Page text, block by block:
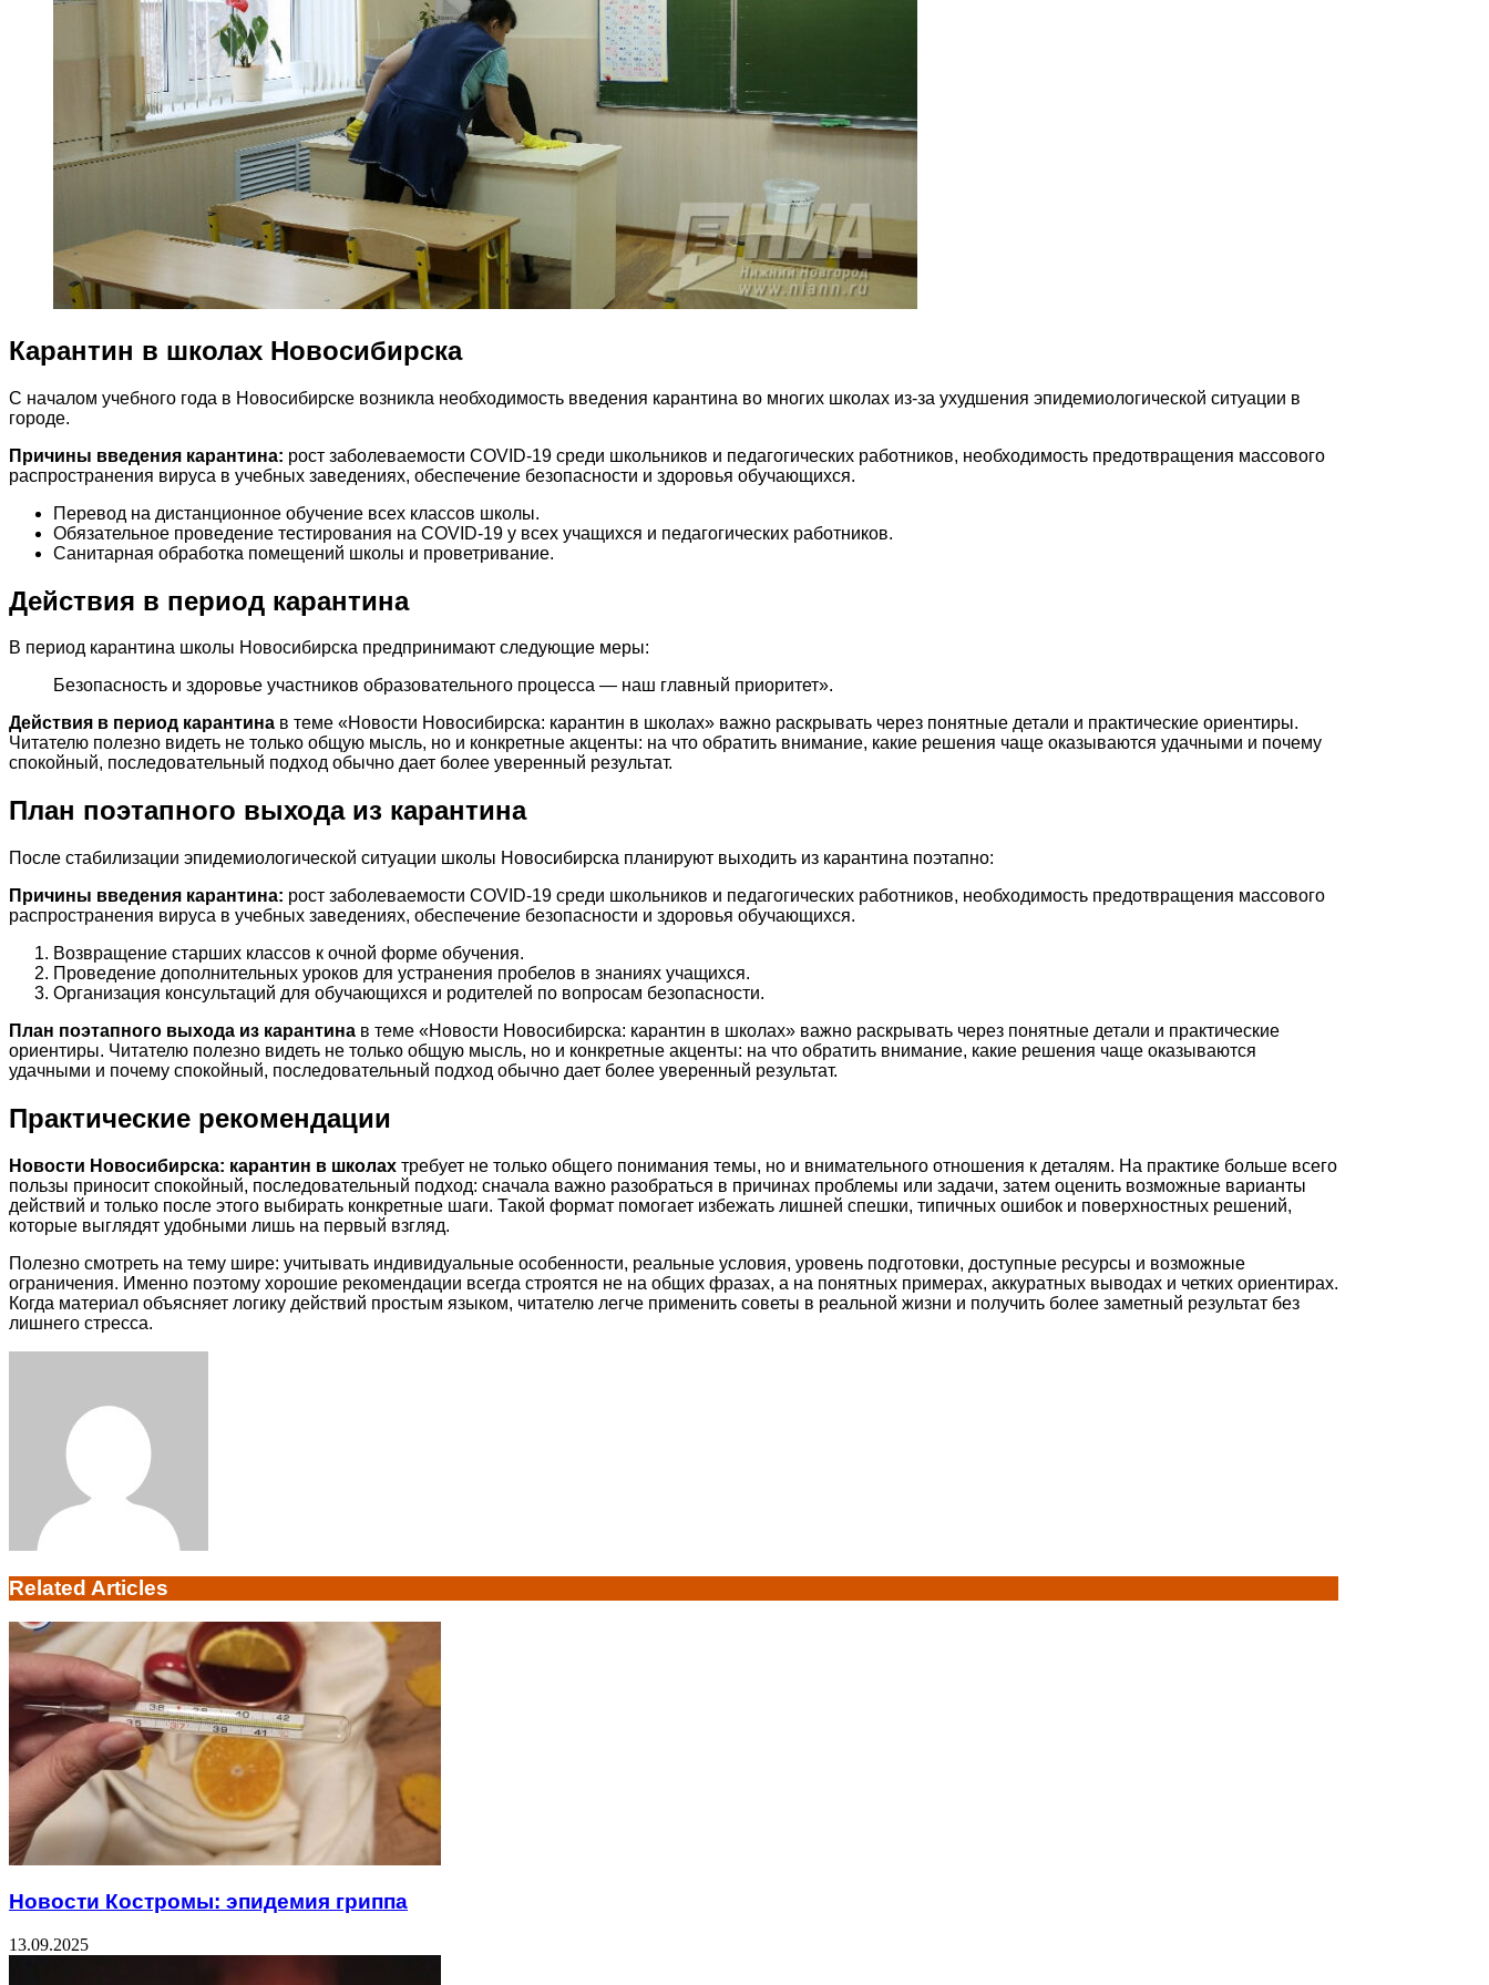
Карантин в школах Новосибирска
С началом учебного года в Новосибирске возникла необходимость введения карантина во многих школах из-за ухудшения эпидемиологической ситуации в
городе.
Причины введения карантина: рост заболеваемости COVID-19 среди школьников и педагогических работников, необходимость предотвращения массового
распространения вируса в учебных заведениях, обеспечение безопасности и здоровья обучающихся.
Перевод на дистанционное обучение всех классов школы.
Обязательное проведение тестирования на COVID-19 у всех учащихся и педагогических работников.
Санитарная обработка помещений школы и проветривание.
Действия в период карантина
В период карантина школы Новосибирска предпринимают следующие меры:
Безопасность и здоровье участников образовательного процесса — наш главный приоритет».
Действия в период карантина в теме «Новости Новосибирска: карантин в школах» важно раскрывать через понятные детали и практические ориентиры.
Читателю полезно видеть не только общую мысль, но и конкретные акценты: на что обратить внимание, какие решения чаще оказываются удачными и почему
спокойный, последовательный подход обычно дает более уверенный результат.
План поэтапного выхода из карантина
После стабилизации эпидемиологической ситуации школы Новосибирска планируют выходить из карантина поэтапно:
Причины введения карантина: рост заболеваемости COVID-19 среди школьников и педагогических работников, необходимость предотвращения массового
распространения вируса в учебных заведениях, обеспечение безопасности и здоровья обучающихся.
Возвращение старших классов к очной форме обучения.
Проведение дополнительных уроков для устранения пробелов в знаниях учащихся.
Организация консультаций для обучающихся и родителей по вопросам безопасности.
План поэтапного выхода из карантина в теме «Новости Новосибирска: карантин в школах» важно раскрывать через понятные детали и практические
ориентиры. Читателю полезно видеть не только общую мысль, но и конкретные акценты: на что обратить внимание, какие решения чаще оказываются
удачными и почему спокойный, последовательный подход обычно дает более уверенный результат.
Практические рекомендации
Новости Новосибирска: карантин в школах требует не только общего понимания темы, но и внимательного отношения к деталям. На практике больше всего
пользы приносит спокойный, последовательный подход: сначала важно разобраться в причинах проблемы или задачи, затем оценить возможные варианты
действий и только после этого выбирать конкретные шаги. Такой формат помогает избежать лишней спешки, типичных ошибок и поверхностных решений,
которые выглядят удобными лишь на первый взгляд.
Полезно смотреть на тему шире: учитывать индивидуальные особенности, реальные условия, уровень подготовки, доступные ресурсы и возможные
ограничения. Именно поэтому хорошие рекомендации всегда строятся не на общих фразах, а на понятных примерах, аккуратных выводах и четких ориентирах.
Когда материал объясняет логику действий простым языком, читателю легче применить советы в реальной жизни и получить более заметный результат без
лишнего стресса.
Related Articles
Новости Костромы: эпидемия гриппа
13.09.2025